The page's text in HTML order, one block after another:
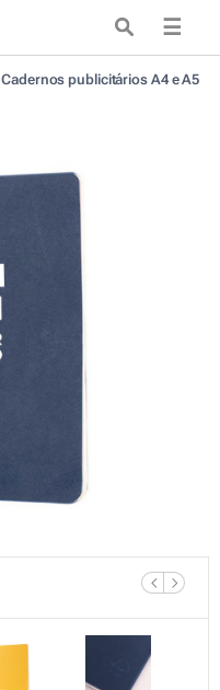
☰
Cadernos publicitários A4 e A5